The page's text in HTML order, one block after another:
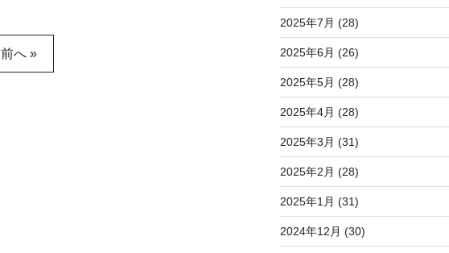
前へ »
2025年7月 (28)
2025年6月 (26)
2025年5月 (28)
2025年4月 (28)
2025年3月 (31)
2025年2月 (28)
2025年1月 (31)
2024年12月 (30)